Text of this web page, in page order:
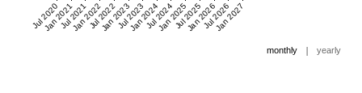
Jul 2020
Jan 2021Jul 2021
Jan 2022Jul 2022
Jan 2023Jul 2023
Jan 2024Jul 2024
Jan 2025Jul 2025
Jan 2026Jul 2026
Jan 2027
monthly | yearly